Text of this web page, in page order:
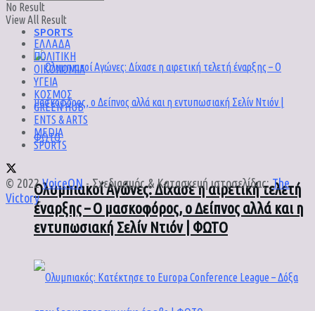
SPORTS
Ολυμπιακοί Αγώνες: Δίχασε η αιρετική τελετή
έναρξης – Ο μασκοφόρος, ο Δείπνος αλλά και η
εντυπωσιακή Σελίν Ντιόν | ΦΩΤΟ
No Result
View All Result
ΕΛΛΑΔΑ
ΠΟΛΙΤΙΚΗ
ΟΙΚΟΝΟΜΙΑ
ΥΓΕΙΑ
ΚΟΣΜΟΣ
GREEN HUB
ENTS & ARTS
MEDIA
SPORTS
© 2022VoiceON- Σχεδιασμός & Κατασκευή ιστοσελίδας:The
Victory.